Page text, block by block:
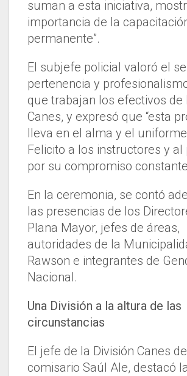
suman a esta iniciativa,
importancia de la
permanente”.
El subjefe policial valoró el
pertenencia y
que trabajan los efectivos de
Canes, y expresó que “esta
lleva en el alma y el
Felicito a los instructores y al
por su compromiso
En la ceremonia, se contó
las presencias de los
Plana Mayor, jefes de áreas,
autoridades de la
Rawson e integrantes de
Nacional.
Una División a la altura de las
circunstancias
El jefe de la División Canes
comisario Saúl Ale, destacó